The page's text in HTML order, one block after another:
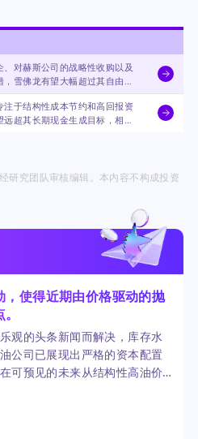
、对赫斯公司的战略性收购以及
，雪佛龙有望大幅超过其自由现
其股价表现却落后于原油价格的
注于结构性成本节约和高回报资
远超其长期现金生成目标，相对
研究团队审核编辑。本内容不构成投资
使得近期由价格驱动的抛
观的头条新闻而解决，库存水
公司已展现出严格的资本配置
可预见的未来从结构性高油价